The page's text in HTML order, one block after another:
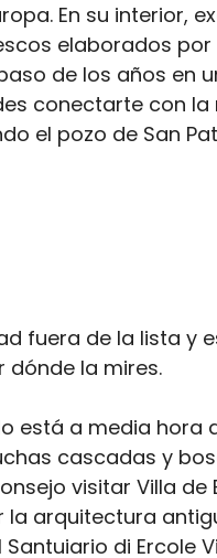
En su interior,
elaborados por
de los años en
conectarte con
el pozo de San
fuera de la lista y
la mires.
está a media hora
cascadas y
visitar Villa de
la arquitectura
Santuiario di Ercole